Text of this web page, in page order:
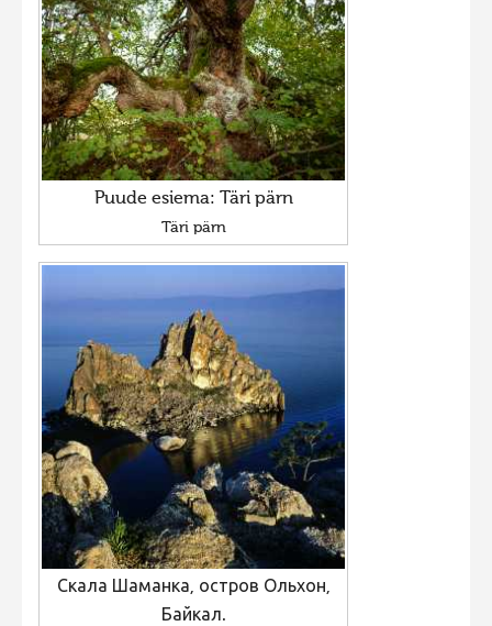
Puude esiema: Täri pärn
Täri pärn
Скала Шаманка, остров Ольхон,
Байкал.